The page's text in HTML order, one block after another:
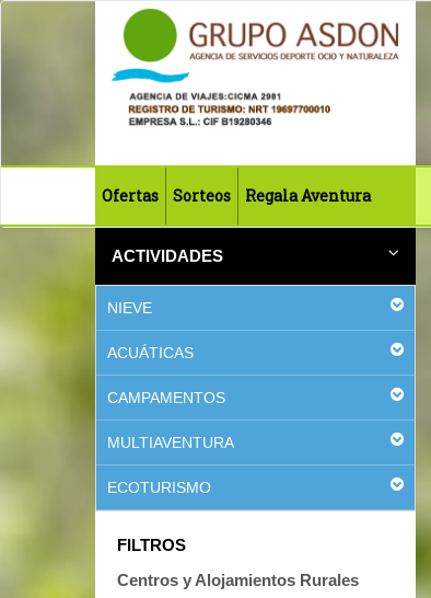
Ofertas Sorteos Regala Aventura
ACTIVIDADES
NIEVE
ACUÁTICAS
CAMPAMENTOS
MULTIAVENTURA
ECOTURISMO
FILTROS
Centros y Alojamientos Rurales